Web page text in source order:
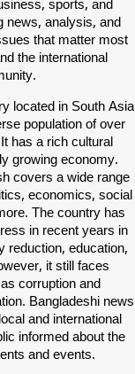
sports, and
news, analysis, and
that matter most
the international
located in South Asia
population of over
has a rich cultural
growing economy.
covers a wide range
economics, social
The country has
in recent years in
reduction, education,
it still faces
corruption and
Bangladeshi news
and international
informed about the
and events.